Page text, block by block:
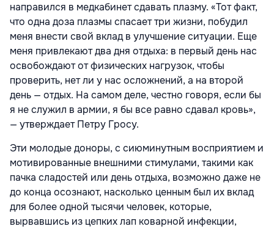
направился в медкабинет сдавать плазму. «Тот факт,
что одна доза плазмы спасает три жизни, побудил
меня внести свой вклад в улучшение ситуации. Еще
меня привлекают два дня отдыха: в первый день нас
освобождают от физических нагрузок, чтобы
проверить, нет ли у нас осложне­ний, а на второй
день — отдых. На самом деле, честно говоря, если бы
я не служил в армии, я бы все равно сдавал кровь»,
— утверждает Петру Гросу.
Эти молодые доноры, с сиюминут­ным восприятием и
мотивированные внешними стимулами, такими как
пачка сладостей или день отдыха, возможно даже не
до конца осознают, насколько ценным был их вклад
для более одной тысячи человек, которые,
вырвавшись из цепких лап коварной инфекции,